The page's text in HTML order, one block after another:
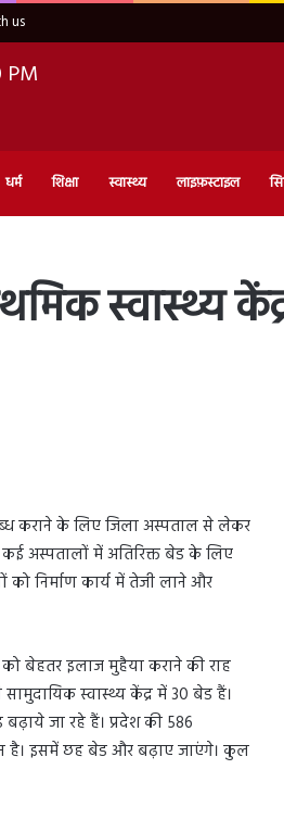
us
धर्म शिक्षा स्वास्थ्य लाइफ़स्टाइल
स्वास्थ्य
कराने के लिए जिला अस्पताल से लेकर
कई अस्पतालों में अतिरिक्त बेड के लिए
को निर्माण कार्य में तेजी लाने और
को बेहतर इलाज मुहैया कराने की राह
स्वास्थ्य केंद्र में 30 बेड हैं।
जा रहे हैं। प्रदेश की 586
है। इसमें छह बेड और बढ़ाए जाएंगे। कुल